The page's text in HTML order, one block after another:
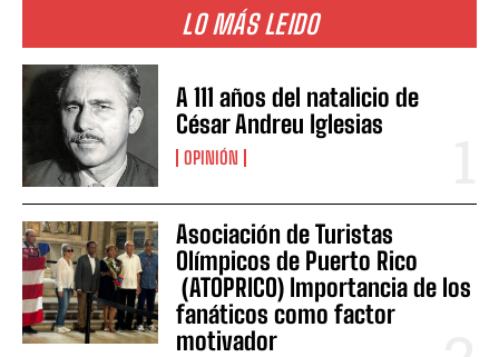
LO MÁS LEIDO
A 111 años del natalicio de
César Andreu Iglesias
OPINIÓN
Asociación de Turistas
Olímpicos de Puerto Rico
(ATOPRICO) Importancia de los
fanáticos como factor
motivador